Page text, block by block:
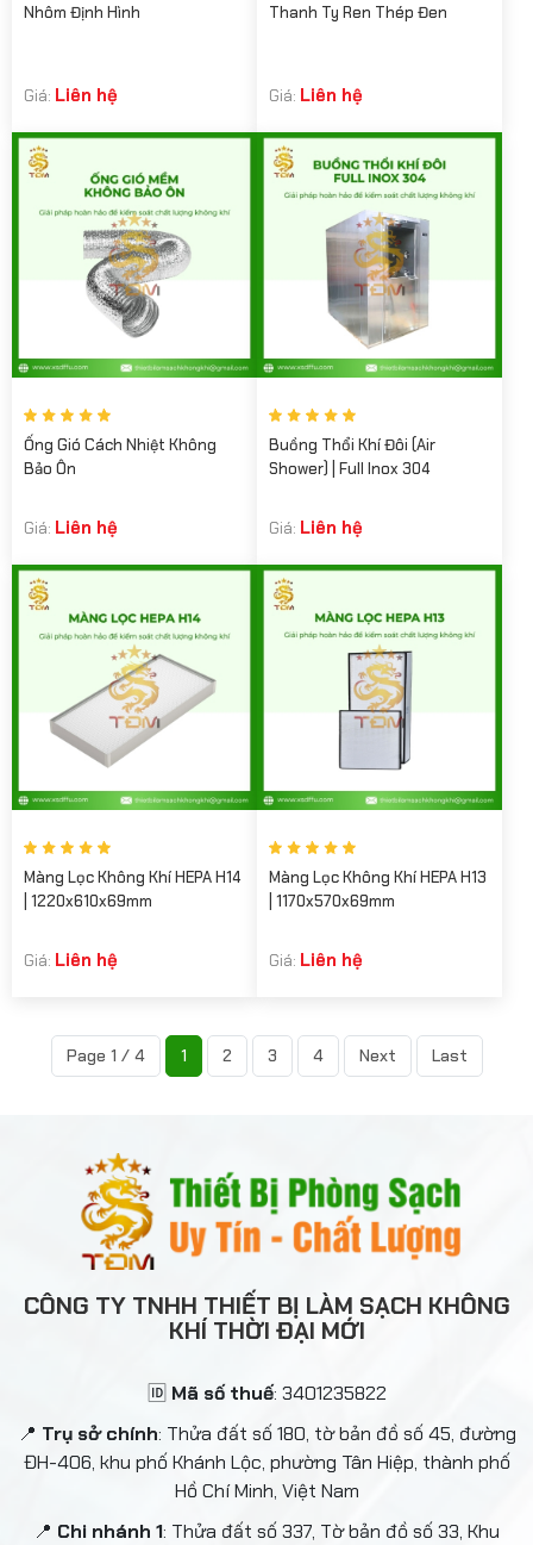
Nhôm Định Hình
Giá: Liên hệ
Thanh Ty Ren Thép Đen
Giá: Liên hệ
Ống Gió Cách Nhiệt Không
Bảo Ôn
Giá: Liên hệ
Buồng Thổi Khí Đôi (Air
Shower) | Full Inox 304
Giá: Liên hệ
Màng Lọc Không Khí HEPA H14
| 1220x610x69mm
Giá: Liên hệ
Màng Lọc Không Khí HEPA H13
| 1170x570x69mm
Giá: Liên hệ
Page 1 / 4 1 2 3 4 Next Last
CÔNG TY TNHH THIẾT BỊ LÀM SẠCH KHÔNG
KHÍ THỜI ĐẠI MỚI
🆔 Mã số thuế: 3401235822
📍 Trụ sở chính: Thửa đất số 180, tờ bản đồ số 45, đường
ĐH-406, khu phố Khánh Lộc, phường Tân Hiệp, thành phố
Hồ Chí Minh, Việt Nam
📍 Chi nhánh 1: Thửa đất số 337, Tờ bản đồ số 33, Khu